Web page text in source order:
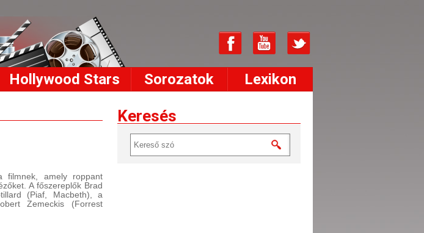
Hollywood Stars Sorozatok Lexikon
filmnek, amely roppant
A főszereplők Brad
(Piaf, Macbeth), a
Zemeckis (Forrest
Keresés